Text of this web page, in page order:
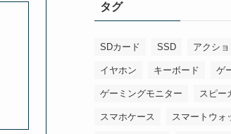
タグ
SDカード SSD アクシ
イヤホン キーボード ゲ
ゲーミングモニター スピー
スマホケース スマートウォ